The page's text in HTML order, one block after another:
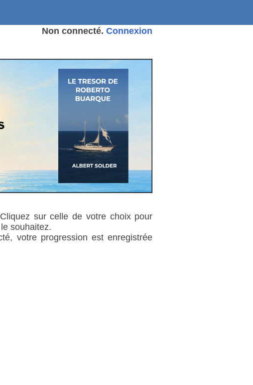
Non connecté.Connexion
sur celle de votre choix pour
souhaitez.
votre progression est enregistrée